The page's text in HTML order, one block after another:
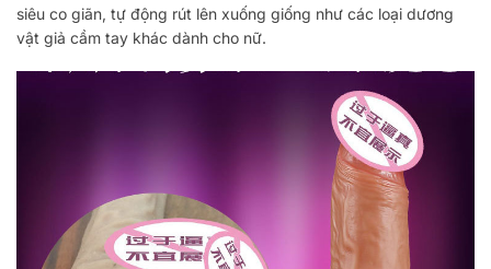
siêu co giãn, tự động rút lên xuống giống như các loại dương
vật giả cầm tay khác dành cho nữ.